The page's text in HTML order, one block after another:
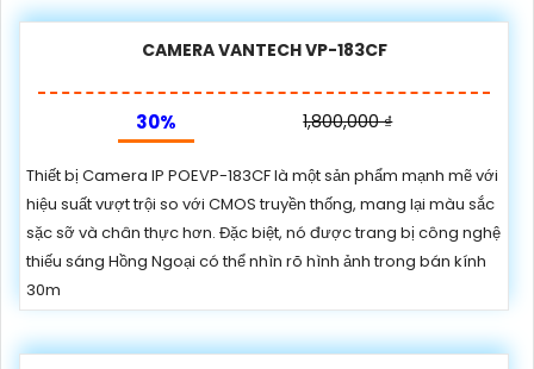
CAMERA VANTECH VP-183CF
30% 1,800,000 ₫
Thiết bị Camera IP POEVP-183CF là một sản phẩm mạnh mẽ với
hiệu suất vượt trội so với CMOS truyền thống, mang lại màu sắc
sặc sỡ và chân thực hơn. Đặc biệt, nó được trang bị công nghệ
thiếu sáng Hồng Ngoại có thể nhìn rõ hình ảnh trong bán kính
30m